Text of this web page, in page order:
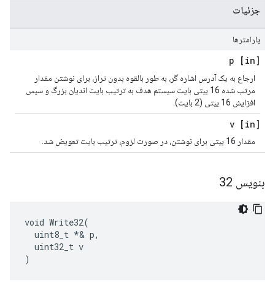
جزئیات
پارامترها
[in] p
ارجاع به یک آدرس اشاره گر، به طور بالقوه بدون تراز، برای نوشتن مقدار
مرتب شده 16 بیتی بایت سیستم هدف به ترتیب بایت اندیان بزرگ و سپس
افزایش 16 بیتی (2 بایت).
[in] v
مقدار 16 بیتی برای نوشتن، در صورت لزوم، ترتیب بایت تعویض شد.
بنویس 32
void Write32(
  uint8_t *& p,
  uint32_t v
)